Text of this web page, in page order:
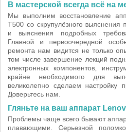
В мастерской всегда всё на
Мы выполним восстановление
T500 со скрупулёзного выяснения
и выяснения подробных
Главной и первоочередной
ремонта нам видится не только
том числе завершение лекций
электронных компонентов,
крайне необходимого для
великолепно сделаем настройку
Доверьтесь нам.
Гляньте на ваш аппарат
Проблемы чаще всего бывают
плавающими. Серьезной